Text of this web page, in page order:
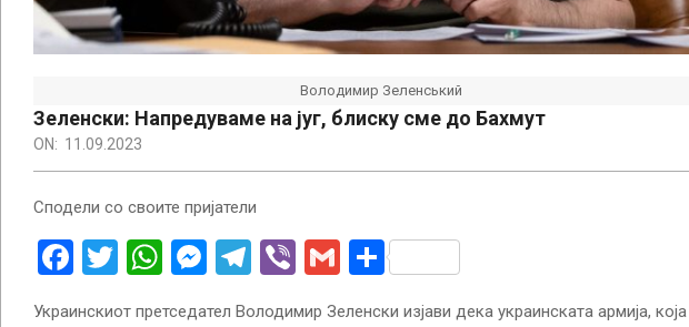
Володимир Зеленський
Зеленски: Напредуваме на југ, блиску сме до Бахмут
ON: 11.09.2023
Сподели со своите пријатели
Facebook
Twitter
WhatsApp
Messenger
Telegram
ViberGmailShare
Украинскиот претседател Володимир Зеленски изјави дека украинската армија, која